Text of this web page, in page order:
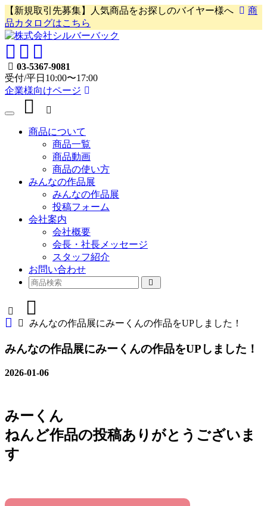
Skip
to
content
【新規取引先募集】人気商品をお探しのバイヤー様へ
商
品カタログはこちら
03-5367-9081
受付/平日10:00〜17:00
企業様向けページ
商品について
商品一覧
商品動画
商品の使い方
みんなの作品展
みんなの作品展
投稿フォーム
会社案内
会社概要
会長・社長メッセージ
スタッフ紹介
お問い合わせ
みんなの作品展にみーくんの作品をUPしました！
みんなの作品展にみーくんの作品をUPしました！
2026-01-06
みーくん
ねんど作品の投稿ありがとうございま
す